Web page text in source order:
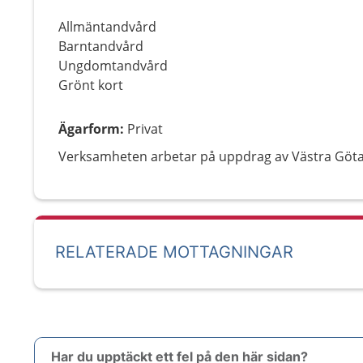
Allmäntandvård
Barntandvård
Ungdomtandvård
Grönt kort
Ägarform: Privat
Verksamheten arbetar på uppdrag av Västra
RELATERADE MOTTAGNINGAR
Har du upptäckt ett fel på den här sidan?